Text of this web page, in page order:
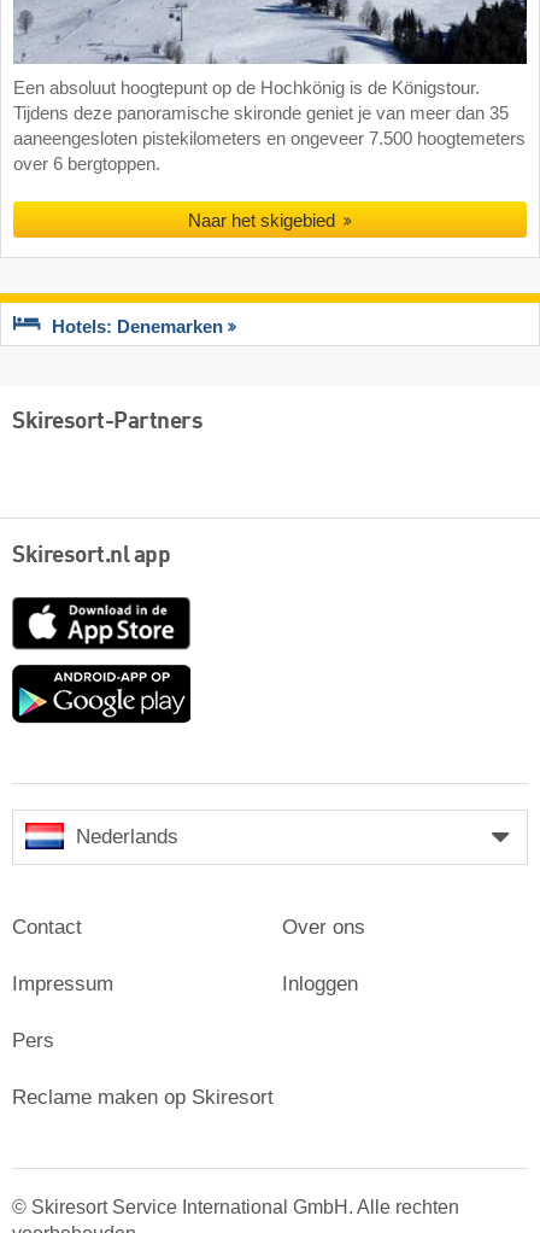
Een absoluut hoogtepunt op de Hochkönig is de Königstour.
Tijdens deze panoramische skironde geniet je van meer dan 35
aaneengesloten pistekilometers en ongeveer 7.500 hoogtemeters
over 6 bergtoppen.
Naar het skigebied
Hotels: Denemarken
Skiresort-Partners
Skiresort.nl app
App
Google
Nederlands
Contact
Impressum
Pers
Over ons
Inloggen
Reclame maken op Skiresort
© Skiresort Service International GmbH. Alle rechten